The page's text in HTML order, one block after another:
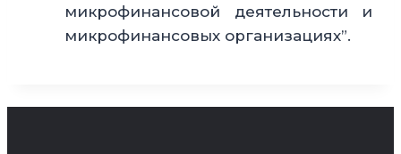
микрофинансовой деятельности и
микрофинансовых организациях”.